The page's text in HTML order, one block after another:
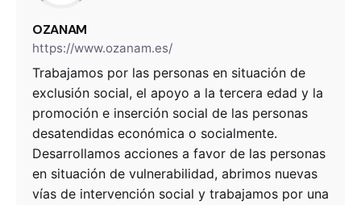
OZANAM
https://www.ozanam.es/
Trabajamos por las personas en situación de
exclusión social, el apoyo a la tercera edad y la
promoción e inserción social de las personas
desatendidas económica o socialmente.
Desarrollamos acciones a favor de las personas
en situación de vulnerabilidad, abrimos nuevas
vías de intervención social y trabajamos por una